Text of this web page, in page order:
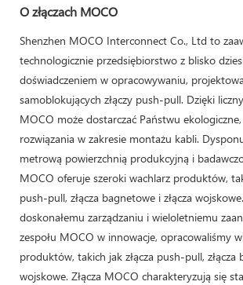
O złączach MOCO
Shenzhen MOCO Interconnect Co., Ltd to
technologicznie przedsiębiorstwo z blisko
doświadczeniem w opracowywaniu,
samoblokujących złączy push-pull. Dzięki
MOCO może dostarczać Państwu
rozwiązania w zakresie montażu kabli.
metrową powierzchnią produkcyjną i
MOCO oferuje szeroki wachlarz produktów,
push-pull, złącza bagnetowe i złącza
doskonałemu zarządzaniu i wieloletniemu
zespołu MOCO w innowacje, opracowaliśmy
produktów, takich jak złącza push-pull, złącza
wojskowe. Złącza MOCO charakteryzują się